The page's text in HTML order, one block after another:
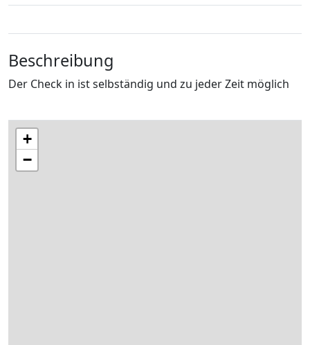
Beschreibung
Der Check in ist selbständig und zu jeder Zeit möglich
+
−